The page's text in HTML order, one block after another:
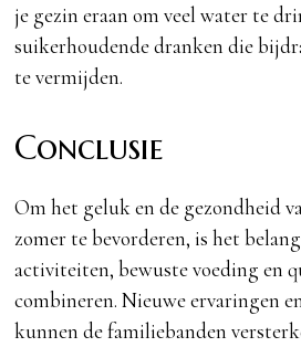
je gezin eraan om veel water te
suikerhoudende dranken die
te vermijden.
Conclusie
Om het geluk en de gezondheid
zomer te bevorderen, is het
activiteiten, bewuste voeding en
combineren. Nieuwe ervaringen
kunnen de familiebanden